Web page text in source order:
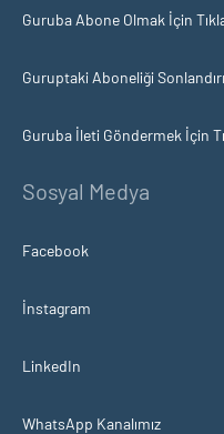
Guruba Abone Olmak İçin
Guruptaki Aboneliği
Guruba İleti Göndermek İçin
Sosyal Medya
Facebook
İnstagram
LinkedIn
WhatsApp Kanalımız